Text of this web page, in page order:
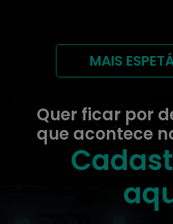
MAIS
Quer ficar por
que acontece